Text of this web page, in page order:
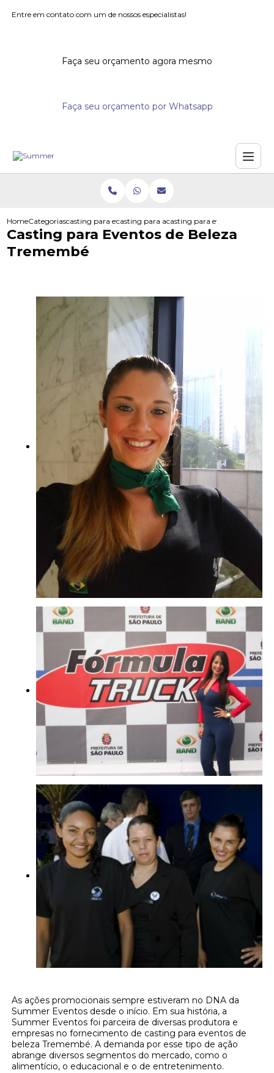
Entre em contato com um de nossos especialistas!
Faça seu orçamento agora mesmo
Faça seu orçamento por Whatsapp
HomeCategoriascasting para eventoscasting para acoes promocionais
casting para eventos de
Casting para Eventos de Beleza
Tremembé
As ações promocionais sempre estiveram no DNA da
Summer Eventos desde o início. Em sua história, a
Summer Eventos foi parceira de diversas produtora e
empresas no fornecimento de casting para eventos de
beleza Tremembé. A demanda por esse tipo de ação
abrange diversos segmentos do mercado, como o
alimentício, o educacional e o de entretenimento.